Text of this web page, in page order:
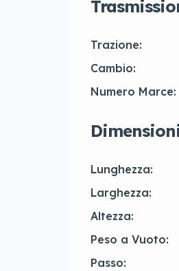
Trazione:
Cambio:
Numero Marce:
Lunghezza:
Larghezza:
Altezza:
Peso a Vuoto:
Passo: